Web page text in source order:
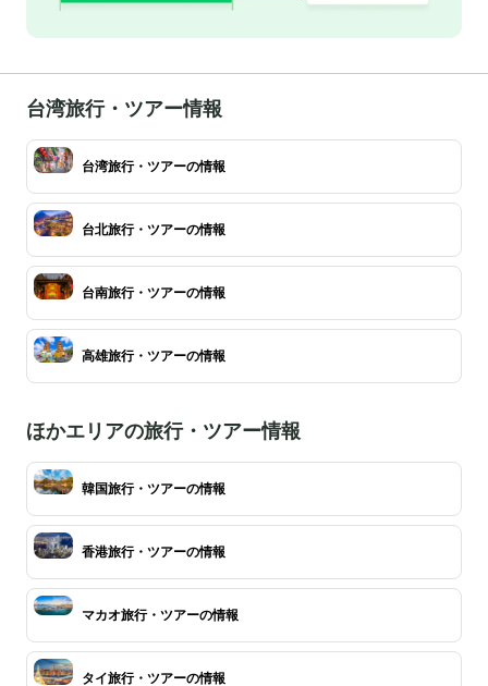
台湾旅行・ツアー情報
台湾旅行・ツアーの情報
台北旅行・ツアーの情報
台南旅行・ツアーの情報
高雄旅行・ツアーの情報
ほかエリアの旅行・ツアー情報
韓国旅行・ツアーの情報
香港旅行・ツアーの情報
マカオ旅行・ツアーの情報
タイ旅行・ツアーの情報